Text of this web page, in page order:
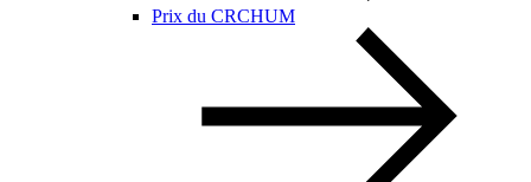
Prix du CRCHUM